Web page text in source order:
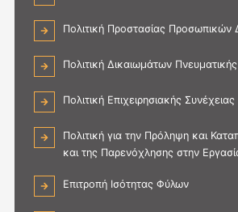
Πολιτική Προστασίας
Πολιτική Δικαιωμάτων Πνευματικής
Πολιτική Επιχειρησιακής Συνέχειας
Πολιτική για την Πρόληψη και
και της Παρενόχλησης στην
Επιτροπή Ισότητας Φύλων